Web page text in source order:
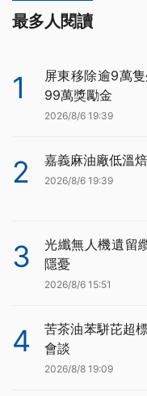
最多人閱讀
1
屏東移除逾9萬
99萬獎勵金
2026/8/6 19:39
2 嘉義麻油廠低溫
2026/8/6 19:39
3
光纖無人機遺留
隱憂
2026/8/6 15:51
4
苦茶油苯駢芘超
會談
2026/8/8 19:09